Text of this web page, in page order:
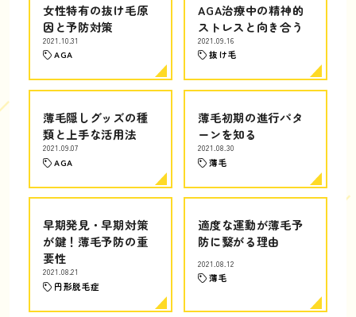
女性特有の抜け毛原
因と予防対策
2021.10.31
AGA
AGA治療中の精神的
ストレスと向き合う
2021.09.16
抜け毛
薄毛隠しグッズの種
類と上手な活用法
2021.09.07
AGA
薄毛初期の進行パタ
ーンを知る
2021.08.30
薄毛
早期発見・早期対策
が鍵！薄毛予防の重
要性
2021.08.21
円形脱毛症
適度な運動が薄毛予
防に繋がる理由
2021.08.12
薄毛